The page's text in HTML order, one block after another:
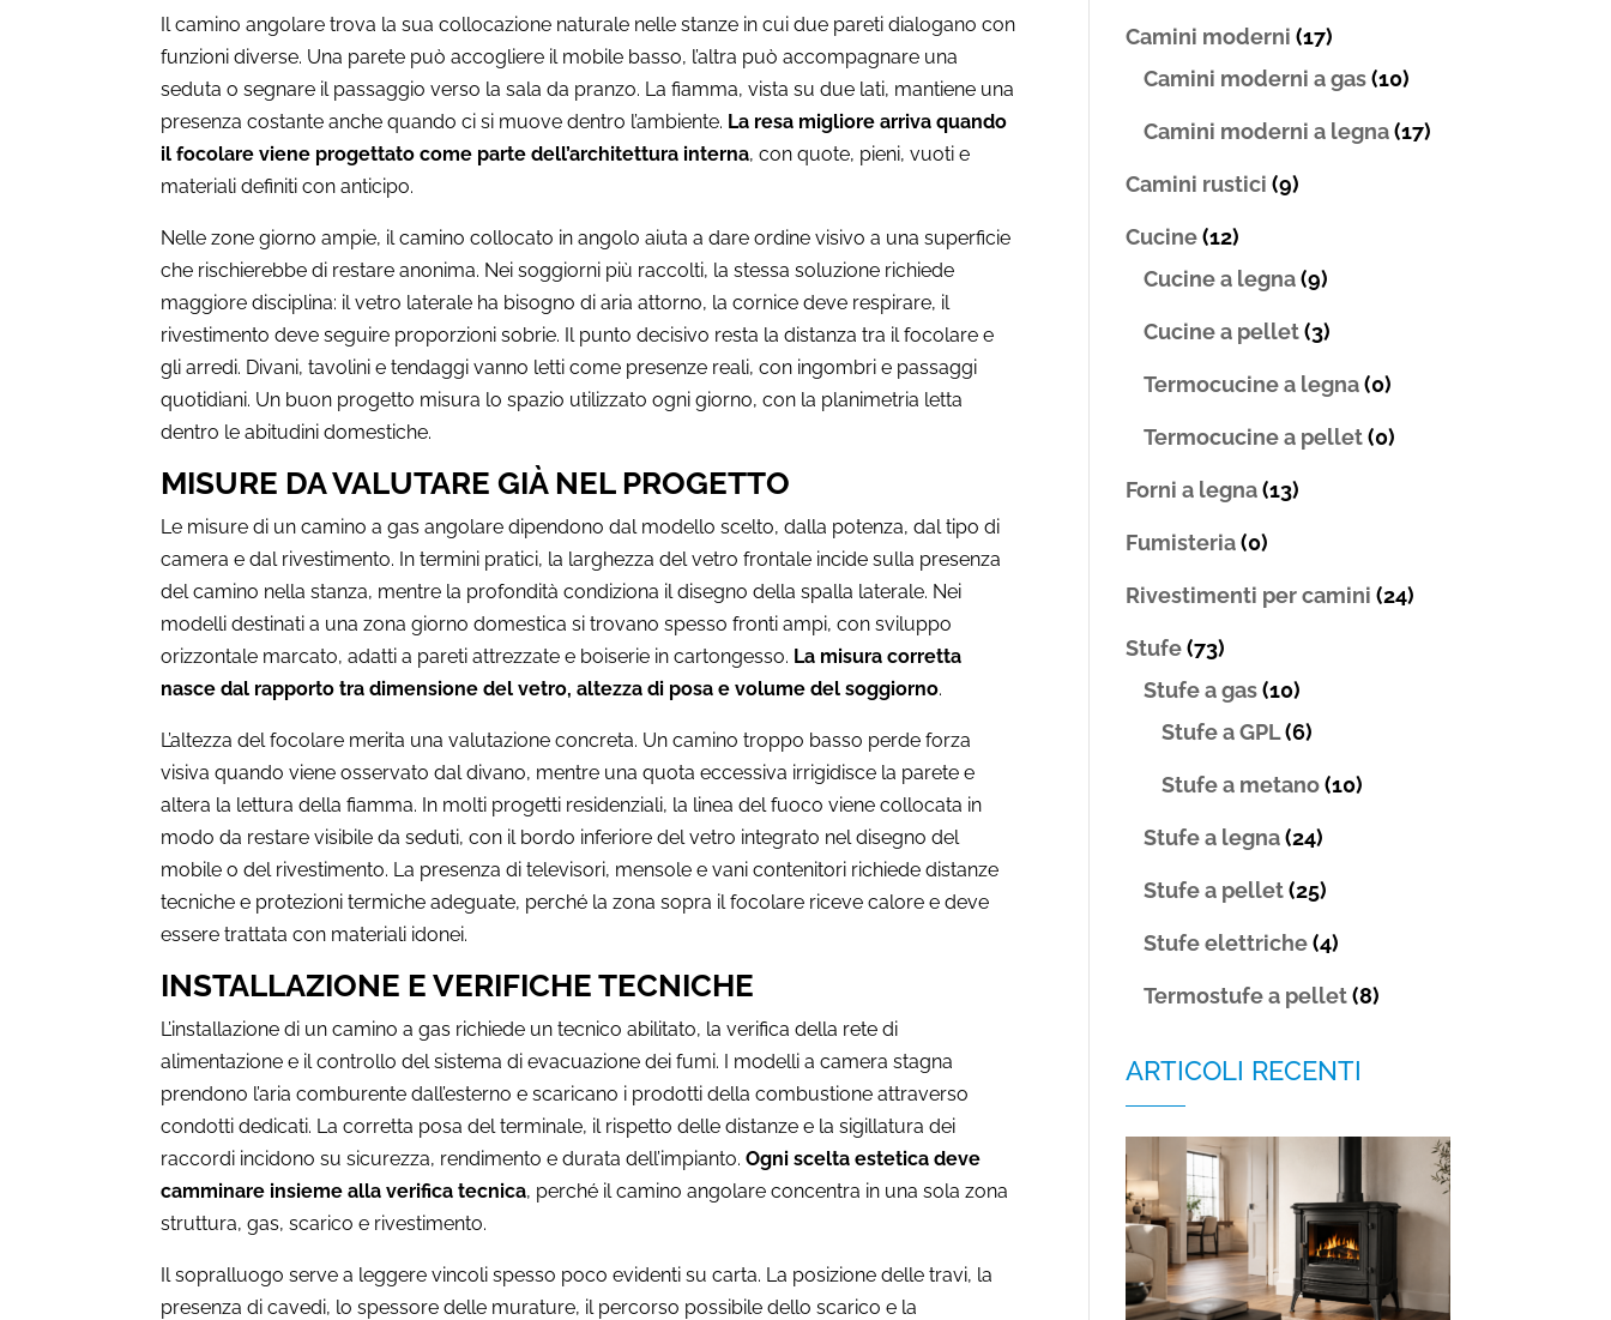
Il camino angolare trova la sua collocazione naturale nelle stanze in cui due pareti dialogano con
funzioni diverse. Una parete può accogliere il mobile basso, l’altra può accompagnare una
seduta o segnare il passaggio verso la sala da pranzo. La fiamma, vista su due lati, mantiene una
presenza costante anche quando ci si muove dentro l’ambiente. La resa migliore arriva quando
il focolare viene progettato come parte dell’architettura interna, con quote, pieni, vuoti e
materiali definiti con anticipo.
Nelle zone giorno ampie, il camino collocato in angolo aiuta a dare ordine visivo a una superficie
che rischierebbe di restare anonima. Nei soggiorni più raccolti, la stessa soluzione richiede
maggiore disciplina: il vetro laterale ha bisogno di aria attorno, la cornice deve respirare, il
rivestimento deve seguire proporzioni sobrie. Il punto decisivo resta la distanza tra il focolare e
gli arredi. Divani, tavolini e tendaggi vanno letti come presenze reali, con ingombri e passaggi
quotidiani. Un buon progetto misura lo spazio utilizzato ogni giorno, con la planimetria letta
dentro le abitudini domestiche.
MISURE DA VALUTARE GIÀ NEL PROGETTO
Le misure di un camino a gas angolare dipendono dal modello scelto, dalla potenza, dal tipo di
camera e dal rivestimento. In termini pratici, la larghezza del vetro frontale incide sulla presenza
del camino nella stanza, mentre la profondità condiziona il disegno della spalla laterale. Nei
modelli destinati a una zona giorno domestica si trovano spesso fronti ampi, con sviluppo
orizzontale marcato, adatti a pareti attrezzate e boiserie in cartongesso. La misura corretta
nasce dal rapporto tra dimensione del vetro, altezza di posa e volume del soggiorno.
L’altezza del focolare merita una valutazione concreta. Un camino troppo basso perde forza
visiva quando viene osservato dal divano, mentre una quota eccessiva irrigidisce la parete e
altera la lettura della fiamma. In molti progetti residenziali, la linea del fuoco viene collocata in
modo da restare visibile da seduti, con il bordo inferiore del vetro integrato nel disegno del
mobile o del rivestimento. La presenza di televisori, mensole e vani contenitori richiede distanze
tecniche e protezioni termiche adeguate, perché la zona sopra il focolare riceve calore e deve
essere trattata con materiali idonei.
INSTALLAZIONE E VERIFICHE TECNICHE
L’installazione di un camino a gas richiede un tecnico abilitato, la verifica della rete di
alimentazione e il controllo del sistema di evacuazione dei fumi. I modelli a camera stagna
prendono l’aria comburente dall’esterno e scaricano i prodotti della combustione attraverso
condotti dedicati. La corretta posa del terminale, il rispetto delle distanze e la sigillatura dei
raccordi incidono su sicurezza, rendimento e durata dell’impianto.Ogni scelta estetica deve
camminare insieme alla verifica tecnica, perché il camino angolare concentra in una sola zona
struttura, gas, scarico e rivestimento.
Il sopralluogo serve a leggere vincoli spesso poco evidenti su carta. La posizione delle travi, la
presenza di cavedi, lo spessore delle murature, il percorso possibile dello scarico e la
Camini moderni (17)
Camini moderni a gas (10)
Camini moderni a legna (17)
Camini rustici (9)
Cucine (12)
Cucine a legna (9)
Cucine a pellet (3)
Termocucine a legna (0)
Termocucine a pellet (0)
Forni a legna (13)
Fumisteria (0)
Rivestimenti per camini (24)
Stufe (73)
Stufe a gas (10)
Stufe a GPL (6)
Stufe a metano (10)
Stufe a legna (24)
Stufe a pellet (25)
Stufe elettriche (4)
Termostufe a pellet (8)
ARTICOLI RECENTI